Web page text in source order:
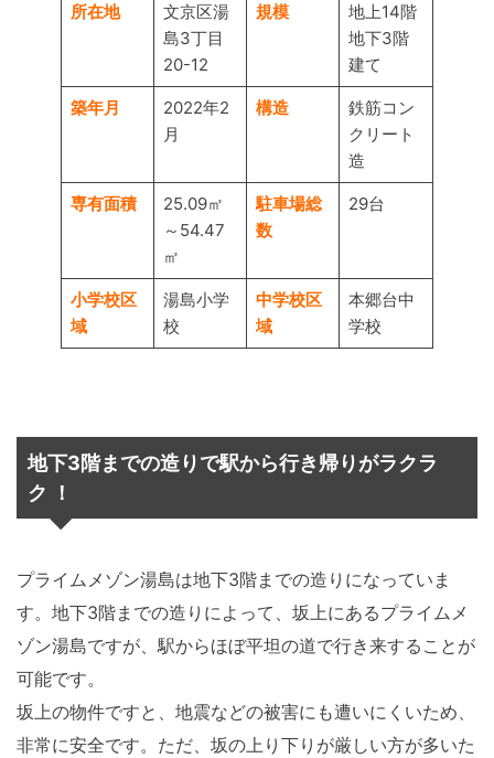
所在地
文京区湯
島3丁目
20-12
規模
地上14階
地下3階
建て
築年月
2022年2
月
構造
鉄筋コン
クリート
造
専有面積
25.09㎡
～54.47
㎡
駐車場総
数
29台
小学校区
域
湯島小学
校
中学校区
域
本郷台中
学校
地下3階までの造りで駅から行き帰りがラクラ
ク ！
プライムメゾン湯島は地下3階までの造りになっていま
す。地下3階までの造りによって、坂上にあるプライムメ
ゾン湯島ですが、駅からほぼ平坦の道で行き来することが
可能です。
坂上の物件ですと、地震などの被害にも遭いにくいため、
非常に安全です。ただ、坂の上り下りが厳しい方が多いた